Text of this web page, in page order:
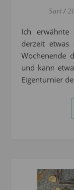
Sari /
Ich erwähnte es gestern schon. Ich fühle mich
derzeit etwas
Wochenende
und kann
Eigenturnier